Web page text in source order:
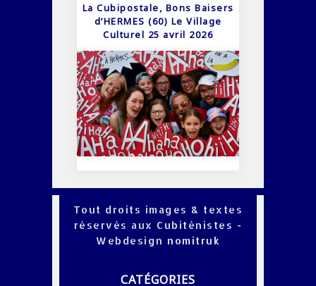
La Cubipostale, Bons Baisers
d’HERMES (60) Le Village
Culturel 25 avril 2026
Tout droits images & textes
réservés aux Cubiténistes -
Webdesign nomitruk
CATÉGORIES